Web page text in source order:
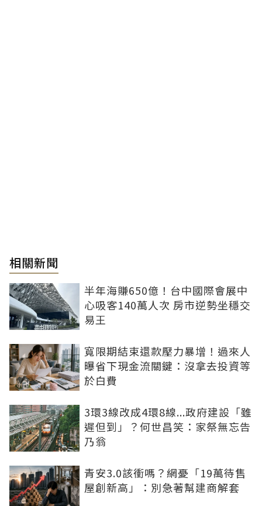
相關新聞
半年海賺650億！台中國際會展中
心吸客140萬人次 房市逆勢坐穩交
易王
寬限期結束還款壓力暴增！過來人
曝省下現金流關鍵：沒拿去投資等
於白費
3環3線改成4環8線...政府建設「雖
遲但到」？何世昌笑：家祭無忘告
乃翁
青安3.0該衝嗎？網憂「19萬待售
屋創新高」：別急著幫建商解套